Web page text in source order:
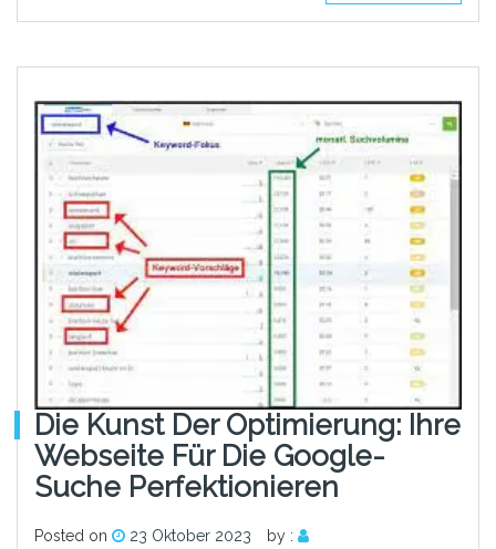
Die Kunst Der Optimierung: Ihre
Webseite Für Die Google-
Suche Perfektionieren
Posted on 23 Oktober 2023 by :